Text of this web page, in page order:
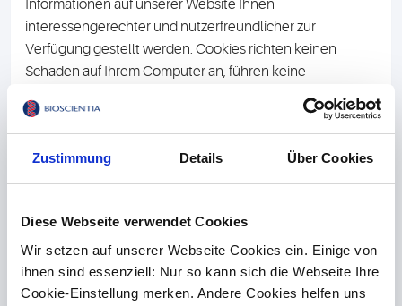
Zustimmung Details Über Cookies
Diese Webseite verwendet Cookies
Wir setzen auf unserer Webseite Cookies ein. Einige von
ihnen sind essenziell: Nur so kann sich die Webseite Ihre
Cookie-Einstellung merken. Andere Cookies helfen uns
Informationen auf unserer Website Ihnen
interessengerechter und nutzerfreundlicher zur
Verfügung gestellt werden. Cookies richten keinen
Schaden auf Ihrem Computer an, führen keine
Rechtsgrundlage für die Setzung von Cookies ist Art. 6
Abs. 1 lit. f DSGVO.
Die eingesetzten Cookies werden durch Google Inc.
(Google Analytics und Google Maps), siehe III. 2 und III.
Informationen, die wir mit Hilfe der von den Drittanbietern
gesetzten Cookies erhalten, werden unsererseits Dritten
nicht zur Verfügung gestellt, sondern dienen allein einer
nutzerfreundlichen Verwendung unserer Website. Die